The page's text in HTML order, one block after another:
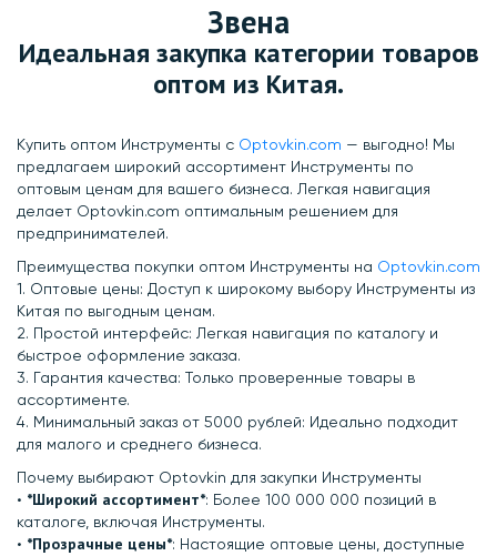
Звена
Идеальная закупка категории товаров
оптом из Китая.
Купить оптом Инструменты с Optovkin.com — выгодно! Мы
предлагаем широкий ассортимент Инструменты по
оптовым ценам для вашего бизнеса. Легкая навигация
делает Optovkin.com оптимальным решением для
предпринимателей.
Преимущества покупки оптом Инструменты на Optovkin.com
1.⁠ ⁠Оптовые цены: Доступ к широкому выбору Инструменты из
Китая по выгодным ценам.
2.⁠ ⁠Простой интерфейс: Легкая навигация по каталогу и
быстрое оформление заказа.
3.⁠ ⁠Гарантия качества: Только проверенные товары в
ассортименте.
4.⁠ ⁠Минимальный заказ от 5000 рублей: Идеально подходит
для малого и среднего бизнеса.
Почему выбирают Optovkin для закупки Инструменты
•⁠ ⁠ *Широкий ассортимент*: Более 100 000 000 позиций в
каталоге, включая Инструменты.
•⁠ ⁠ *Прозрачные цены*: Настоящие оптовые цены, доступные